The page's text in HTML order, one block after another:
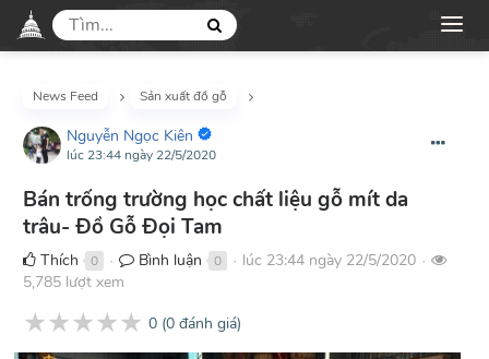
News Feed Sản xuất đồ gỗ
Nguyễn Ngọc Kiên
lúc 23:44 ngày 22/5/2020
Bán trống trường học chất liệu gỗ mít da
trâu- Đồ Gỗ Đọi Tam
Thích 0 ● Bình luận 0 ● lúc 23:44 ngày 22/5/2020 ●
5,785 lượt xem
★★★★★ 0 (0 đánh giá)